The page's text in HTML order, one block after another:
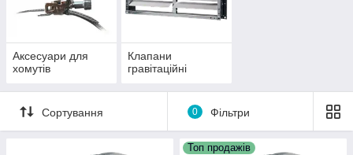
Аксесуари для
хомутів
Клапани
гравітаційні
Сортування 0 Фільтри
Топ продажів